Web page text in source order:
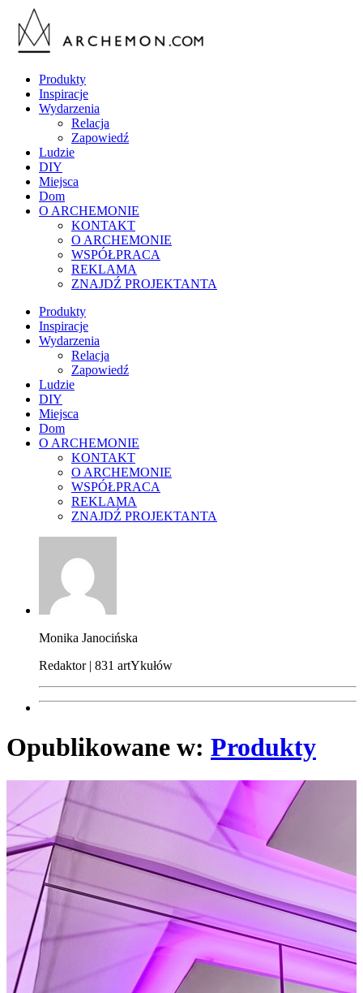
Produkty
Inspiracje
Wydarzenia
Relacja
Zapowiedź
Ludzie
DIY
Miejsca
Dom
O ARCHEMONIE
KONTAKT
O ARCHEMONIE
WSPÓŁPRACA
REKLAMA
ZNAJDŹ PROJEKTANTA
Produkty
Inspiracje
Wydarzenia
Relacja
Zapowiedź
Ludzie
DIY
Miejsca
Dom
O ARCHEMONIE
KONTAKT
O ARCHEMONIE
WSPÓŁPRACA
REKLAMA
ZNAJDŹ PROJEKTANTA
Monika Janocińska
Redaktor | 831 artYkułów
Opublikowane w: Produkty